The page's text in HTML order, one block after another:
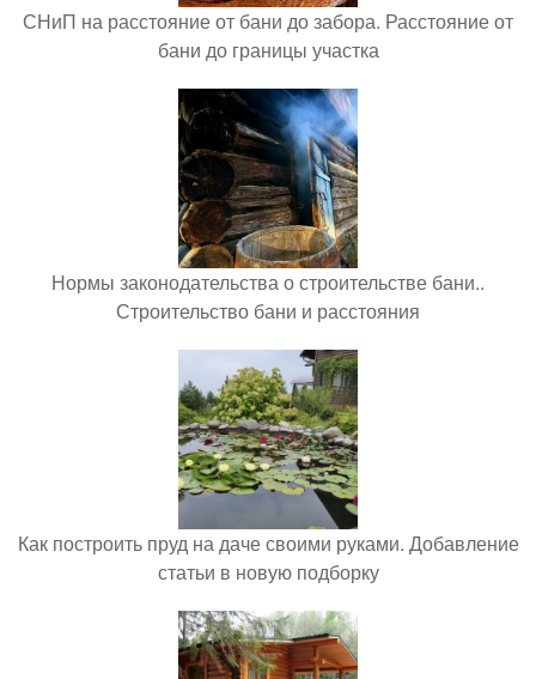
СНиП на расстояние от бани до забора. Расстояние от
бани до границы участка
Нормы законодательства о строительстве бани..
Строительство бани и расстояния
Как построить пруд на даче своими руками. Добавление
статьи в новую подборку